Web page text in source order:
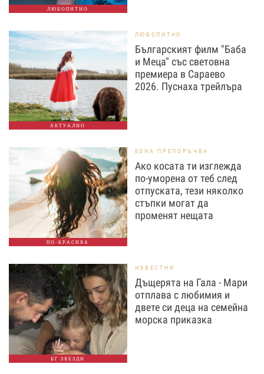
ЛЮБОПИТНО
АКТУАЛНО
ЛЮБОПИТНО
Българският филм "Баба
и Меца" със световна
премиера в Сараево
2026. Пуснаха трейлъра
ПО-КРАСИВА
EDNA ПРЕПОРЪЧВА
Ако косата ти изглежда
по-уморена от теб след
отпуската, тези няколко
стъпки могат да
променят нещата
БГ ЗВЕЗДИ
ИЗВЕСТНИ
Дъщерята на Гала - Мари
отплава с любимия и
двете си деца на семейна
морска приказка